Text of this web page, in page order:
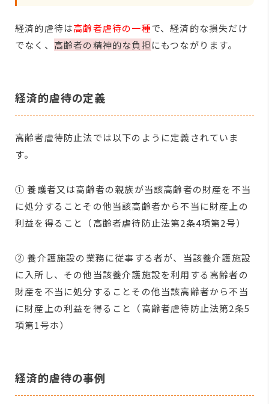
経済的虐待は高齢者虐待の一種で、経済的な損失だけ
でなく、 高齢者の精神的な負担 にもつながります。
経済的虐待の定義
高齢者虐待防止法では以下のように定義されていま
す。
① 養護者又は高齢者の親族が当該高齢者の財産を不当
に処分することその他当該高齢者から不当に財産上の
利益を得ること（高齢者虐待防止法第2条4項第2号）
② 養介護施設の業務に従事する者が、当該養介護施設
に入所し、その他当該養介護施設を利用する高齢者の
財産を不当に処分することその他当該高齢者から不当
に財産上の利益を得ること（高齢者虐待防止法第2条5
項第1号ホ）
経済的虐待の事例